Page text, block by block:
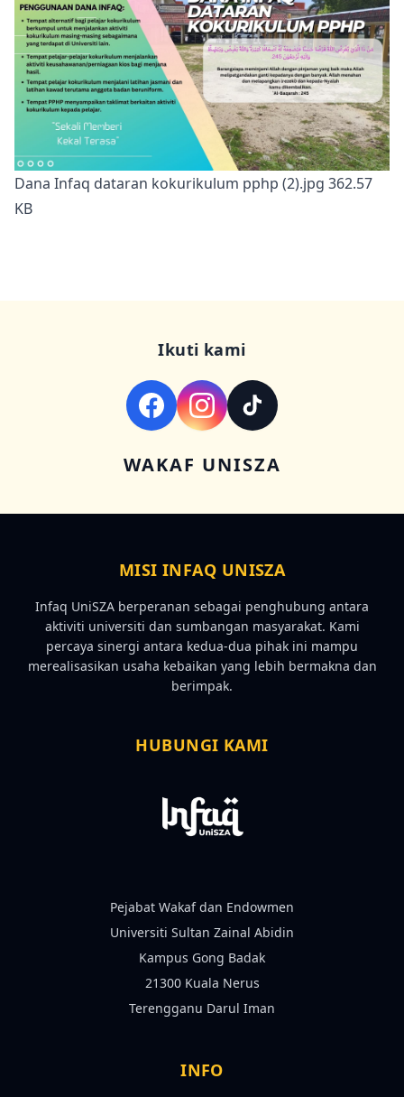
Dana Infaq dataran kokurikulum pphp (2).jpg 362.57
KB
Ikuti kami
WAKAF UNISZA
MISI INFAQ UNISZA
Infaq UniSZA berperanan sebagai penghubung antara
aktiviti universiti dan sumbangan masyarakat. Kami
percaya sinergi antara kedua-dua pihak ini mampu
merealisasikan usaha kebaikan yang lebih bermakna dan
berimpak.
HUBUNGI KAMI
Pejabat Wakaf dan Endowmen
Universiti Sultan Zainal Abidin
Kampus Gong Badak
21300 Kuala Nerus
Terengganu Darul Iman
INFO